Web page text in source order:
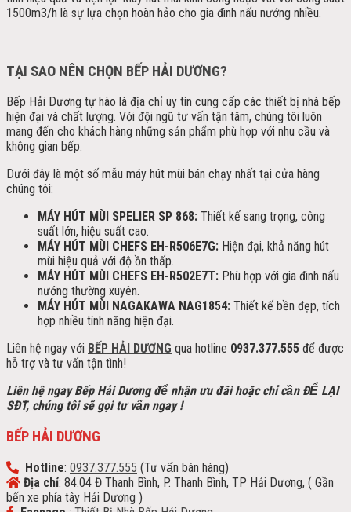
1500m3/h là sự lựa chọn hoàn hảo cho gia đình nấu nướng nhiều.
TẠI SAO NÊN CHỌN BẾP HẢI DƯƠNG?
Bếp Hải Dương tự hào là địa chỉ uy tín cung cấp các thiết bị nhà bếp
hiện đại và chất lượng. Với đội ngũ tư vấn tận tâm, chúng tôi luôn
mang đến cho khách hàng những sản phẩm phù hợp với nhu cầu và
không gian bếp.
Dưới đây là một số mẫu máy hút mùi bán chạy nhất tại cửa hàng
chúng tôi:
MÁY HÚT MÙI SPELIER SP 868: Thiết kế sang trọng, công
suất lớn, hiệu suất cao.
MÁY HÚT MÙI CHEFS EH-R506E7G: Hiện đại, khả năng hút
mùi hiệu quả với độ ồn thấp.
MÁY HÚT MÙI CHEFS EH-R502E7T: Phù hợp với gia đình nấu
nướng thường xuyên.
MÁY HÚT MÙI NAGAKAWA NAG1854: Thiết kế bền đẹp, tích
hợp nhiều tính năng hiện đại.
Liên hệ ngay với BẾP HẢI DƯƠNG qua hotline 0937.377.555 để được
hỗ trợ và tư vấn tận tình!
Liên hệ ngay Bếp Hải Dương để nhận ưu đãi hoặc chỉ cần ĐỂ LẠI
SĐT, chúng tôi sẽ gọi tư vấn ngay !
BẾP HẢI DƯƠNG
Hotline: 0937.377.555 (Tư vấn bán hàng)
Địa chỉ: 84.04 Đ Thanh Bình, P. Thanh Bình, TP Hải Dương, ( Gần
bến xe phía tây Hải Dương )